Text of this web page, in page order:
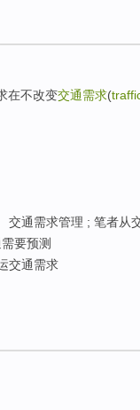
在不改变交通需求(
交通需求管理 ; 笔者从
要预测
交通需求